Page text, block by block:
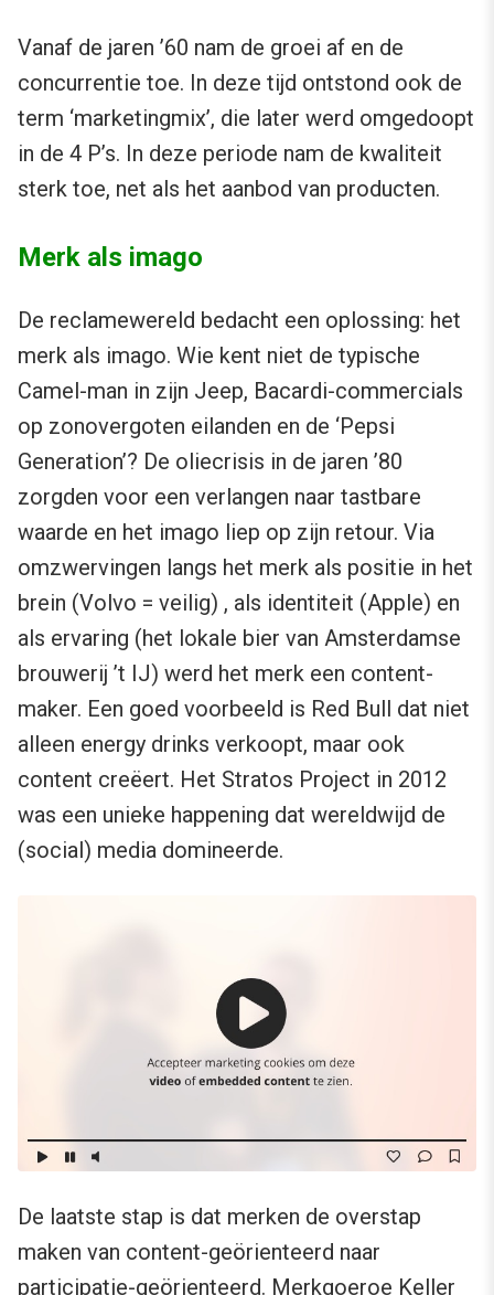
Vanaf de jaren ’60 nam de groei af en de
concurrentie toe. In deze tijd ontstond ook de
term ‘marketingmix’, die later werd omgedoopt
in de 4 P’s. In deze periode nam de kwaliteit
sterk toe, net als het aanbod van producten.
Merk als imago
De reclamewereld bedacht een oplossing: het
merk als imago. Wie kent niet de typische
Camel-man in zijn Jeep, Bacardi-commercials
op zonovergoten eilanden en de ‘Pepsi
Generation’? De oliecrisis in de jaren ’80
zorgden voor een verlangen naar tastbare
waarde en het imago liep op zijn retour. Via
omzwervingen langs het merk als positie in het
brein (Volvo = veilig) , als identiteit (Apple) en
als ervaring (het lokale bier van Amsterdamse
brouwerij ’t IJ) werd het merk een content-
maker. Een goed voorbeeld is Red Bull dat niet
alleen energy drinks verkoopt, maar ook
content creëert. Het Stratos Project in 2012
was een unieke happening dat wereldwijd de
(social) media domineerde.
De laatste stap is dat merken de overstap
maken van content-geörienteerd naar
participatie-geörienteerd. Merkgoeroe Keller